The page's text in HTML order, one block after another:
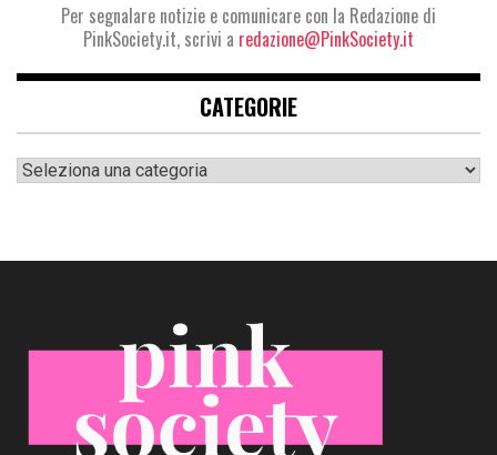
Per segnalare notizie e comunicare con la Redazione di
PinkSociety.it, scrivi a redazione@PinkSociety.it
CATEGORIE
Categorie